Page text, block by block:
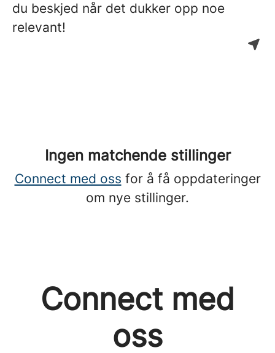
du beskjed når det dukker opp noe
relevant!
Ingen matchende stillinger
Connect med oss for å få oppdateringer
om nye stillinger.
Connect med
oss